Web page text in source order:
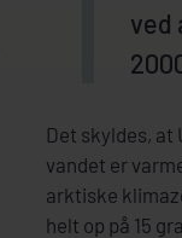
ved
Det skyldes, at
vandet er
arktiske
helt op på 15